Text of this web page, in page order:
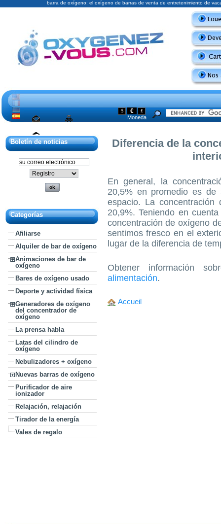
barra de oxígeno: el oxígeno de barras de venta de entretenimiento de
Póngase en
contacto con
$ € £
Moneda
Boletín de noticias
Categorías
Afiliarse
Alquiler de bar de oxígeno
Animaciones de bar de
oxígeno
Bares de oxígeno usado
Deporte y actividad física
Generadores de oxígeno
del concentrador de
oxígeno
La prensa habla
Latas del cilindro de
oxígeno
Nebulizadores + oxígeno
Nuevas barras de oxígeno
Purificador de aire
ionizador
Relajación, relajación
Tirador de la energía
Vales de regalo
Diferencia de la
En general, la
20,5% en promedio es
espacio. La
20,9%. Teniendo en
concentración de oxígeno
sentimos fresco en el
lugar de la diferencia de
Obtener información
alimentación.
Accueil